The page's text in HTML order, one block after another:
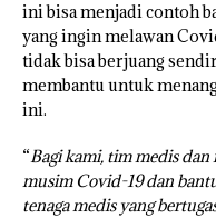
ini bisa menjadi contoh
yang ingin melawan
tidak bisa berjuang
membantu untuk
ini.
“Bagi kami, tim medis
musim Covid-19 dan
tenaga medis yang